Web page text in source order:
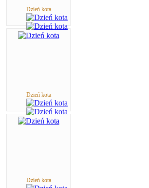
Dzień kota
Dzień kota
Dzień kota